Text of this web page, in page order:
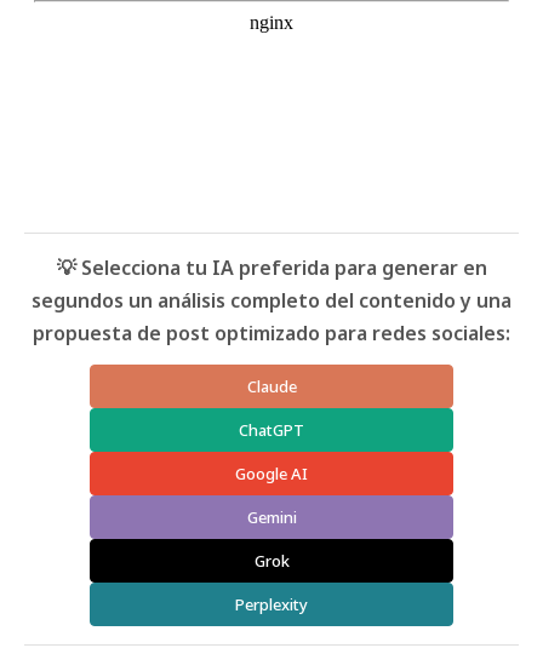
💡 Selecciona tu IA preferida para generar en
segundos un análisis completo del contenido y una
propuesta de post optimizado para redes sociales:
Claude
ChatGPT
Google AI
Gemini
Grok
Perplexity